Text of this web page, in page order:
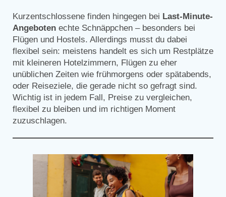
Kurzentschlossene finden hingegen bei Last-Minute-
Angeboten echte Schnäppchen – besonders bei
Flügen und Hostels. Allerdings musst du dabei
flexibel sein: meistens handelt es sich um Restplätze
mit kleineren Hotelzimmern, Flügen zu eher
unüblichen Zeiten wie frühmorgens oder spätabends,
oder Reiseziele, die gerade nicht so gefragt sind.
Wichtig ist in jedem Fall, Preise zu vergleichen,
flexibel zu bleiben und im richtigen Moment
zuzuschlagen.